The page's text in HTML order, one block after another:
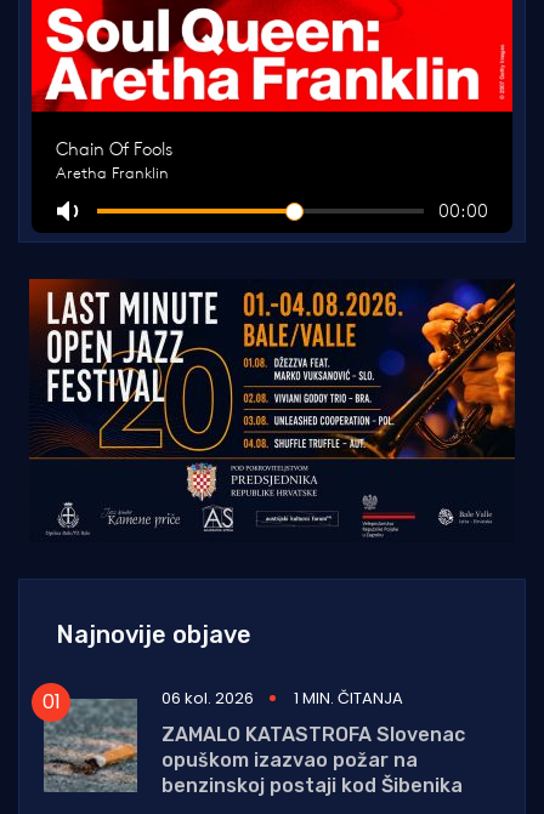
Najnovije objave
06 kol. 2026
1 MIN. ČITANJA
ZAMALO KATASTROFA Slovenac
opuškom izazvao požar na
benzinskoj postaji kod Šibenika